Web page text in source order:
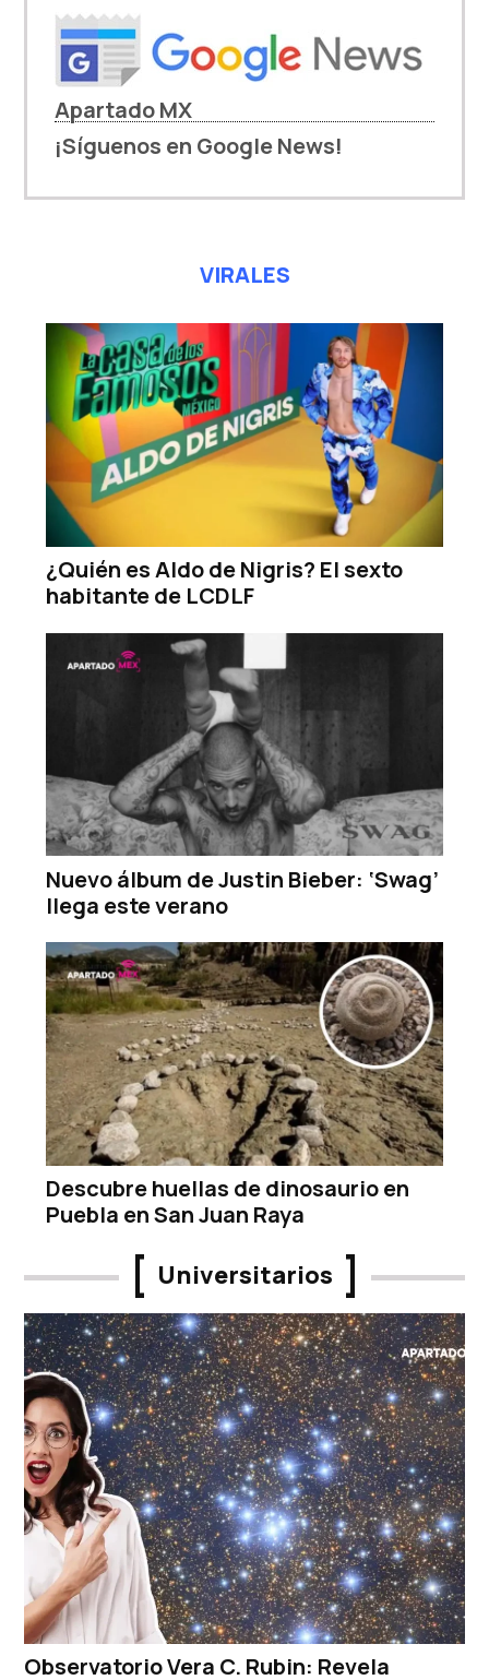
Apartado MX
¡Síguenos en Google News!
VIRALES
¿Quién es Aldo de Nigris? El sexto
habitante de LCDLF
Nuevo álbum de Justin Bieber: ‘Swag’
llega este verano
Descubre huellas de dinosaurio en
Puebla en San Juan Raya
Universitarios
Observatorio Vera C. Rubin: Revela